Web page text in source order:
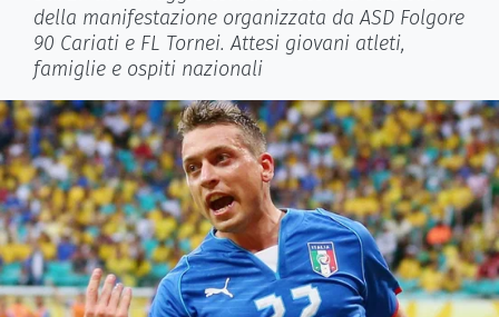
della manifestazione organizzata da ASD Folgore
90 Cariati e FL Tornei. Attesi giovani atleti,
famiglie e ospiti nazionali